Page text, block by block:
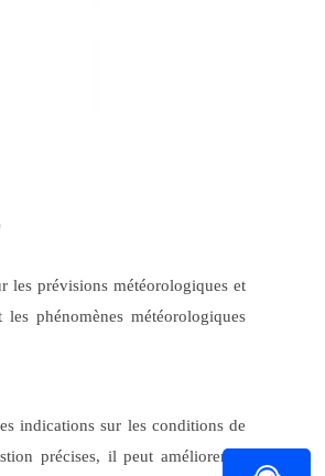
les prévisions météorologiques et
phénomènes météorologiques
indications sur les conditions de
précises, il peut améliorer le